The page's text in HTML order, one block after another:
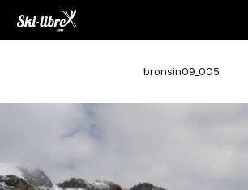
bronsin09_005